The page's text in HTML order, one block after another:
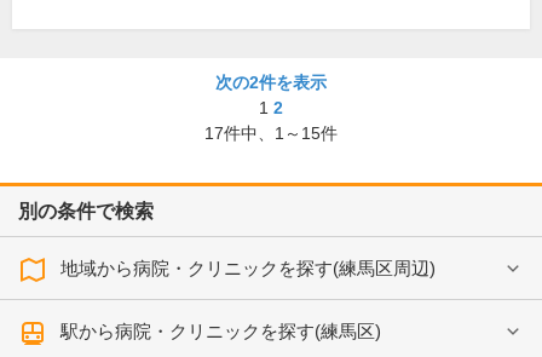
次の2件を表示
1 2
17件中、 1～15件
別の条件で検索
地域から病院・クリニックを探す(練馬区周辺)
駅から病院・クリニックを探す(練馬区)